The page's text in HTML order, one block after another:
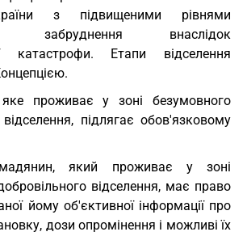
з підвищеними рівнями
забруднення внаслідок
катастрофи. Етапи відселення
яке проживає у зоні безумовного
підлягає обов'язковому
який проживає у зоні
відселення, має право
йому об'єктивної інформації про
дози опромінення і можливі їх